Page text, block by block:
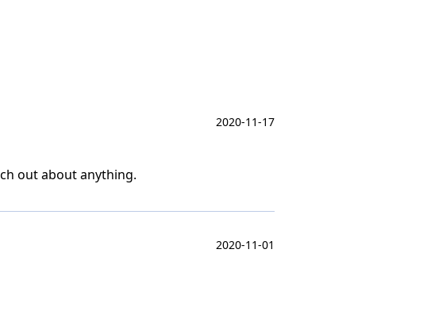
2020-11-17
out about anything.
2020-11-01